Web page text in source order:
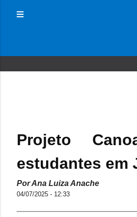
Projeto
estudantes em
Por Ana Luiza Anache
04/07/2025 - 12:33